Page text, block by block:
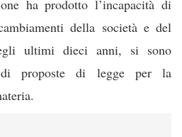
ha prodotto l’incapacità di
della società e del
ultimi dieci anni, si sono
di proposte di legge per la